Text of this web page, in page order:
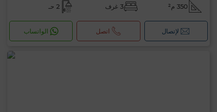
350 م² 3 غرف 2 حـ
لإتصال اتصل الواتساب